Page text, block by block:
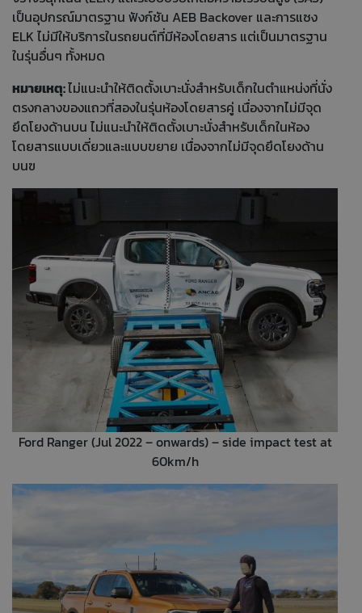
เป็นอุปกรณ์มาตรฐาน ฟังก์ชัน AEB Backover และการแซง
ELK ไม่มีให้บริการในรถยนต์ที่มีห้องโดยสาร แต่เป็นมาตรฐาน
ในรุ่นอื่นๆ ทั้งหมด
หมายเหตุ:ไม่แนะนำให้ติดตั้งเบาะนั่งสำหรับเด็กในตำแหน่งที่นั่ง
ตรงกลางของแถวที่สองในรุ่นห้องโดยสารคู่ เนื่องจากไม่มีจุด
ยึดโยงด้านบน ไม่แนะนำให้ติดตั้งเบาะนั่งสำหรับเด็กในห้อง
โดยสารแบบเดี่ยวและแบบขยาย เนื่องจากไม่มีจุดยึดโยงด้าน
บนฃ
Ford Ranger (Jul 2022 – onwards) – side impact test at
60km/h